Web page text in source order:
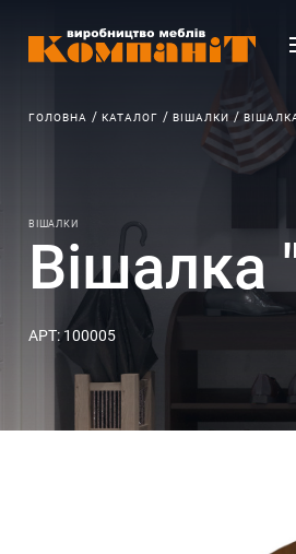
ГОЛОВНА КАТАЛОГ ВІШАЛКИ
ВІШАЛКИ
Вішалка
АРТ: 100005